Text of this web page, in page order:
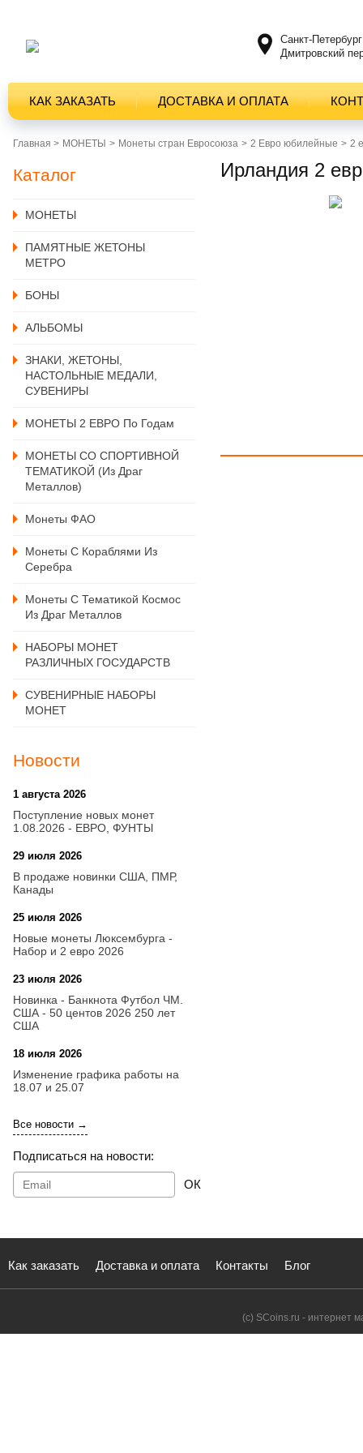
Санкт-Петербург
Дмитровский
КАК ЗАКАЗАТЬ ДОСТАВКА И ОПЛАТА
Главная > MОНЕТЫ Монеты стран Евросоюза 2 Евро юбилейные 2
Каталог
MОНЕТЫ
ПАМЯТНЫЕ ЖЕТОНЫ
МЕТРО
БОНЫ
АЛЬБОМЫ
ЗНАКИ, ЖЕТОНЫ,
НАСТОЛЬНЫЕ МЕДАЛИ,
СУВЕНИРЫ
МОНЕТЫ 2 ЕВРО По Годам
МОНЕТЫ СО СПОРТИВНОЙ
ТЕМАТИКОЙ (из Драг
Металлов)
Монеты ФАО
Монеты С Кораблями Из
Серебра
Монеты С Тематикой Космос
Из Драг Металлов
НАБОРЫ МОНЕТ
РАЗЛИЧНЫХ ГОСУДАРСТВ
СУВЕНИРНЫЕ НАБОРЫ
МОНЕТ
Новости
1 августа 2026
Поступление новых монет
1.08.2026 - ЕВРО, ФУНТЫ
29 июля 2026
В продаже новинки США, ПМР,
Канады
25 июля 2026
Новые монеты Люксембурга -
Набор и 2 евро 2026
23 июля 2026
Новинка - Банкнота Футбол ЧМ.
США - 50 центов 2026 250 лет
США
18 июля 2026
Изменение графика работы на
18.07 и 25.07
Все новости →
Подписаться на новости:
ОК
Ирландия 2
Как заказать Доставка и оплата Контакты Блог
(с) SCoins.ru - интернет